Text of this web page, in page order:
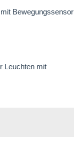
Bewegungssensor
Leuchten mit